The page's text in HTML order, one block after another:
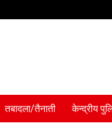
तबादला/तैनाती केन्द्रीय